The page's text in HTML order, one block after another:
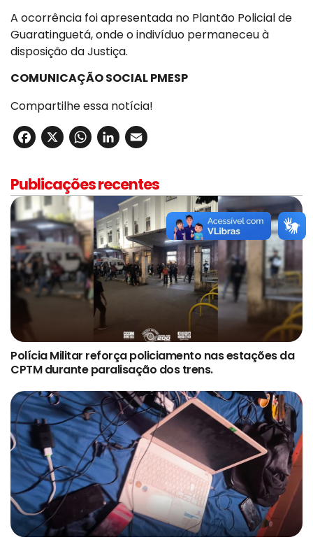
A ocorrência foi apresentada no Plantão Policial de
Guaratinguetá, onde o indivíduo permaneceu à
disposição da Justiça.
COMUNICAÇÃO SOCIAL PMESP
Compartilhe essa notícia!
Facebook
X WhatsApp
LinkedIn
Publicações recentes
Polícia Militar reforça policiamento nas estações da
CPTM durante paralisação dos trens.